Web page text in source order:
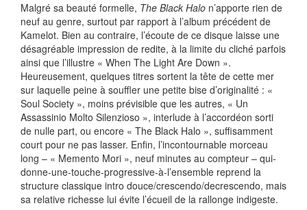
Malgré sa beauté formelle, The Black Halo n’apporte rien de
neuf au genre, surtout par rapport à l’album précédent de
Kamelot. Bien au contraire, l’écoute de ce disque laisse une
désagréable impression de redite, à la limite du cliché parfois
ainsi que l’illustre « When The Light Are Down ».
Heureusement, quelques titres sortent la tête de cette mer
sur laquelle peine à souffler une petite bise d’originalité : «
Soul Society », moins prévisible que les autres, « Un
Assassinio Molto Silenzioso », interlude à l’accordéon sorti
de nulle part, ou encore « The Black Halo », suffisamment
court pour ne pas lasser. Enfin, l’incontournable morceau
long – « Memento Mori », neuf minutes au compteur – qui-
donne-une-touche-progressive-à-l’ensemble reprend la
structure classique intro douce/crescendo/decrescendo, mais
sa relative richesse lui évite l’écueil de la rallonge indigeste.